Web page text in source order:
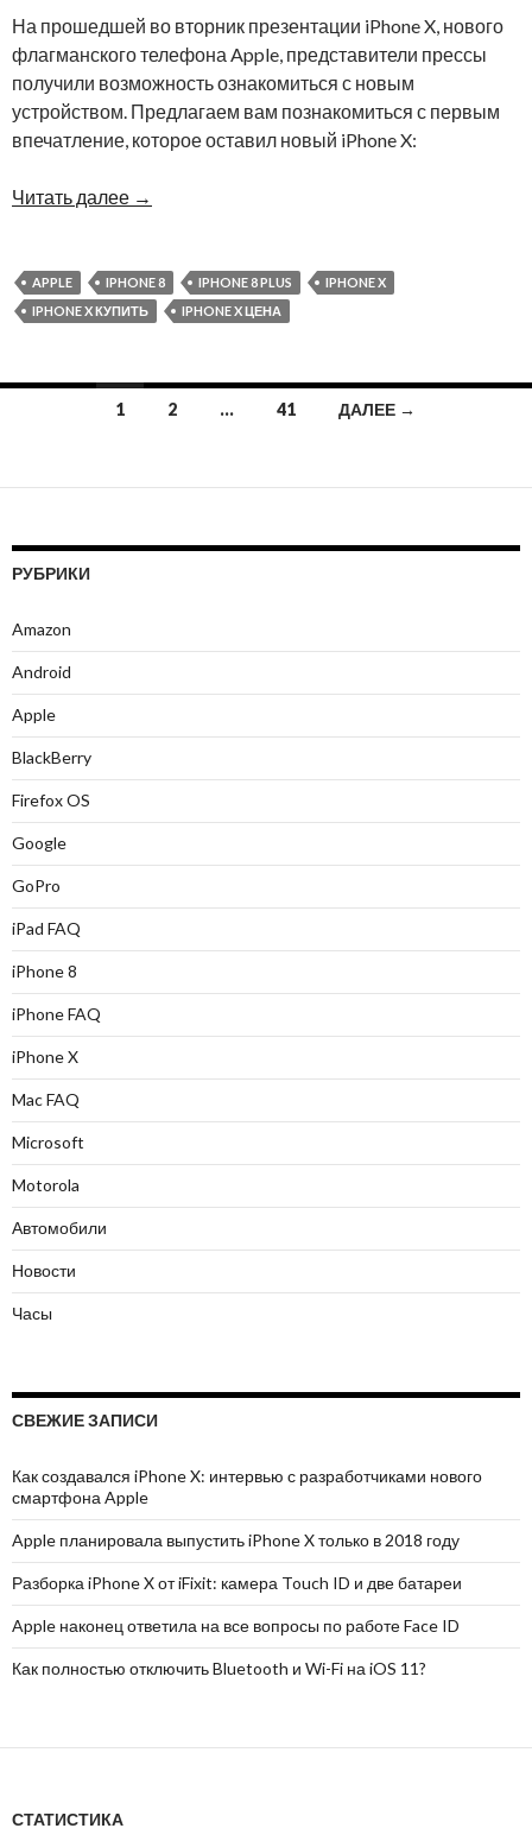
На прошедшей во вторник презентации iPhone X, нового
флагманского телефона Apple, представители прессы
получили возможность ознакомиться с новым
устройством. Предлагаем вам познакомиться с первым
впечатление, которое оставил новый iPhone X:
Читать далее →
APPLE IPHONE 8 IPHONE 8 PLUS
IPHONE X
IPHONE X КУПИТЬ
IPHONE X ЦЕНА
1 2 … 41 ДАЛЕЕ →
РУБРИКИ
Amazon
Android
Apple
BlackBerry
Firefox OS
Google
GoPro
iPad FAQ
iPhone 8
iPhone FAQ
iPhone X
Mac FAQ
Microsoft
Motorola
Автомобили
Новости
Часы
СВЕЖИЕ ЗАПИСИ
Как создавался iPhone X: интервью с разработчиками нового
смартфона Apple
Apple планировала выпустить iPhone X только в 2018 году
Разборка iPhone X от iFixit: камера Touch ID и две батареи
Apple наконец ответила на все вопросы по работе Face ID
Как полностью отключить Bluetooth и Wi-Fi на iOS 11?
СТАТИСТИКА